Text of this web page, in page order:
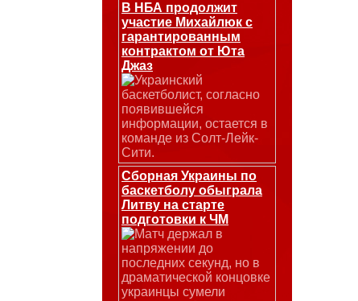
В НБА продолжит
участие Михайлюк с
гарантированным
контрактом от Юта
Джаз
Украинский
баскетболист, согласно
появившейся
информации, остается в
команде из Солт-Лейк-
Сити.
Сборная Украины по
баскетболу обыграла
Литву на старте
подготовки к ЧМ
Матч держал в
напряжении до
последних секунд, но в
драматической концовке
украинцы сумели